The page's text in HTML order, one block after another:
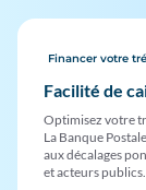
Facilité de
Financer votre
Optimisez votre
La Banque
aux décalages
et acteurs publics.